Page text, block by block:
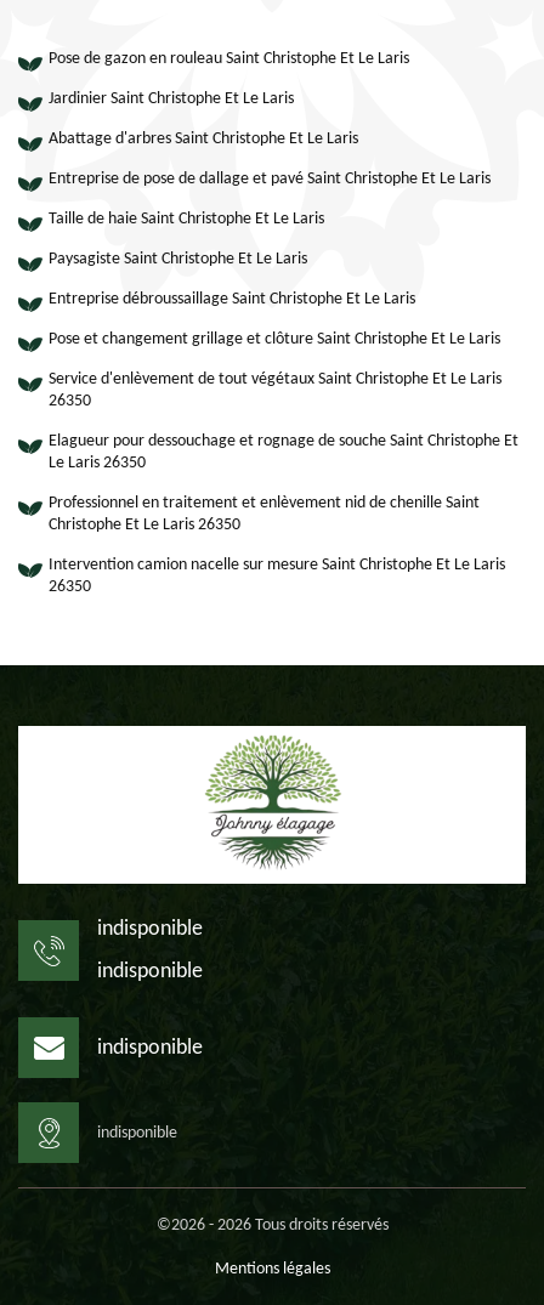
Pose de gazon en rouleau Saint Christophe Et Le Laris
Jardinier Saint Christophe Et Le Laris
Abattage d'arbres Saint Christophe Et Le Laris
Entreprise de pose de dallage et pavé Saint Christophe Et Le Laris
Taille de haie Saint Christophe Et Le Laris
Paysagiste Saint Christophe Et Le Laris
Entreprise débroussaillage Saint Christophe Et Le Laris
Pose et changement grillage et clôture Saint Christophe Et Le Laris
Service d'enlèvement de tout végétaux Saint Christophe Et Le Laris
26350
Elagueur pour dessouchage et rognage de souche Saint Christophe Et
Le Laris 26350
Professionnel en traitement et enlèvement nid de chenille Saint
Christophe Et Le Laris 26350
Intervention camion nacelle sur mesure Saint Christophe Et Le Laris
26350
indisponible
indisponible
indisponible
indisponible
©2026 - 2026 Tous droits réservés
Mentions légales